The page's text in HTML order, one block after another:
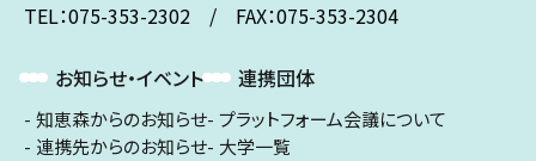
TEL：075-353-2302 / FAX：075-353-2304
お知らせ・イベント
知恵森からのお知らせ
連携先からのお知らせ
連携団体
プラットフォーム会議について
大学一覧